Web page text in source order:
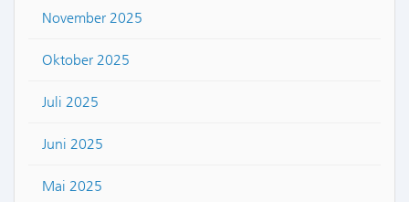
November 2025
Oktober 2025
Juli 2025
Juni 2025
Mai 2025